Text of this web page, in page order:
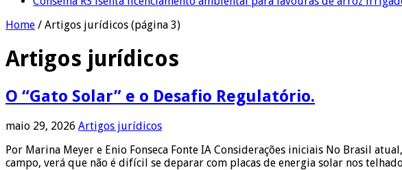
Home / Artigos jurídicos (página 3)
Artigos jurídicos
O “Gato Solar” e o Desafio Regulatório.
maio 29, 2026 Artigos jurídicos
Por Marina Meyer e Enio Fonseca Fonte IA Considerações iniciais No Brasil
campo, verá que não é difícil se deparar com placas de energia solar nos